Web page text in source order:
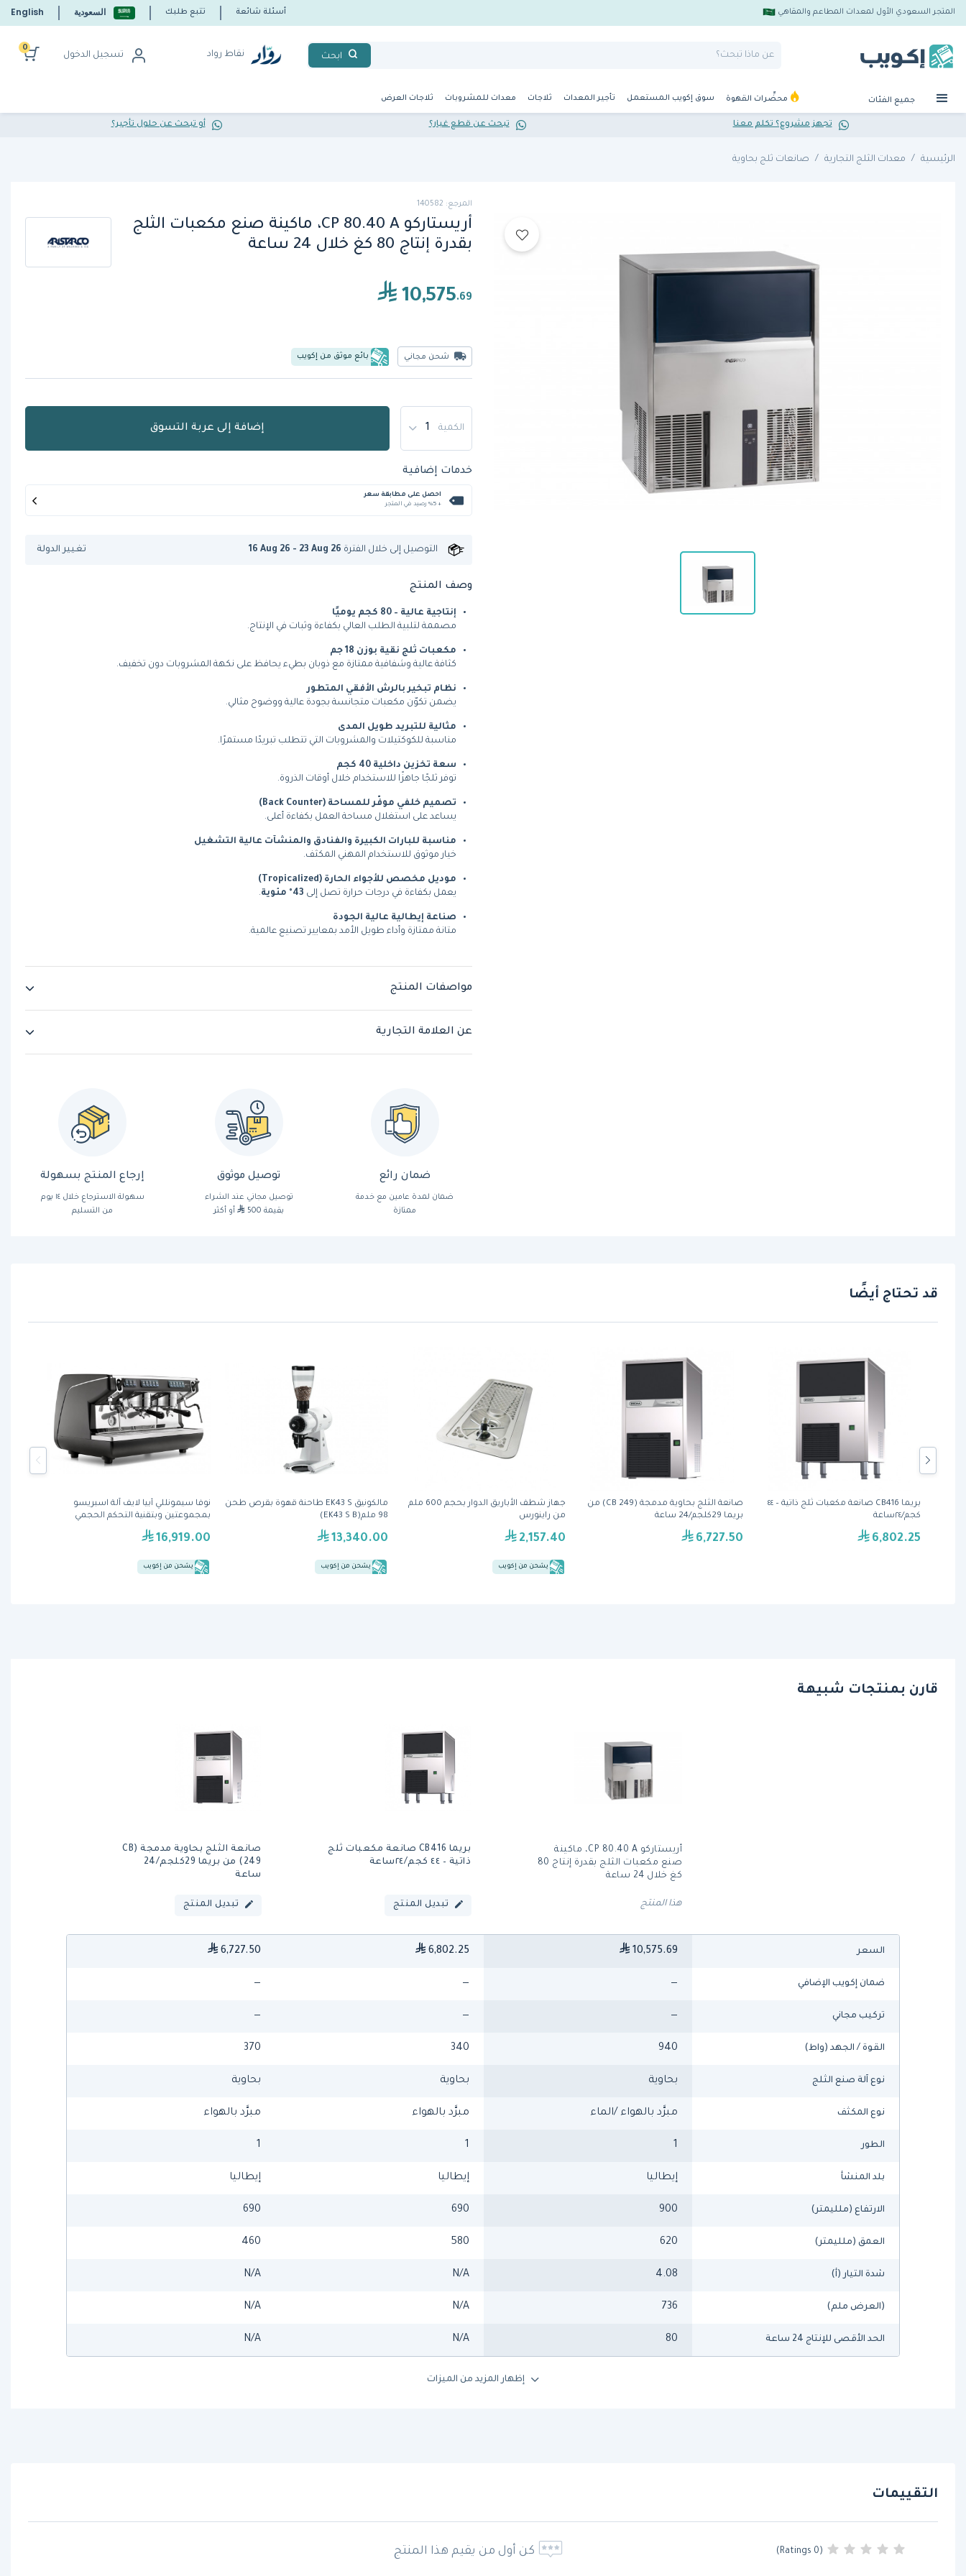
المتجر السعودي الأول لمعدات المطاعم والمقاهي أسئلة شائعة تتبع طلبك السعودية English
ابحث نقاط رواد تسجيل الدخول
0
جميع الفئات محضِّرات القهوة سوق إكويب المستعمل تأجير المعدات ثلاجات معدات للمشروبات ثلاجات العرض
تجهز مشروع؟ تكلم معنا تبحث عن قطع غيار؟ أو تبحث عن حلول تأجير؟
الرئيسية معدات الثلج التجارية صانعات ثلج بحاوية
المرجع: 140582
أريستاركو CP 80.40 A، ماكينة صنع مكعبات الثلج
بقدرة إنتاج 80 كغ خلال 24 ساعة
10,575.69
شحن مجاني بائع موثق من إكويب
الكمية إضافة إلى عربة التسوق
خدمات إضافية
احصل على مطابقة سعر
+ %5 رصيد في المتجر
التوصيل إلى خلال الفترة 16 Aug 26 - 23 Aug 26 تغيير الدولة
وصف المنتج
إنتاجية عالية – 80 كجم يوميًا
مصممة لتلبية الطلب العالي بكفاءة وثبات في الإنتاج.
مكعبات ثلج نقية بوزن 18 جم
كثافة عالية وشفافية ممتازة مع ذوبان بطيء يحافظ على نكهة المشروبات دون تخفيف.
نظام تبخير بالرش الأفقي المتطور
يضمن تكوّن مكعبات متجانسة بجودة عالية ووضوح مثالي.
مثالية للتبريد طويل المدى
مناسبة للكوكتيلات والمشروبات التي تتطلب تبريدًا مستمرًا.
سعة تخزين داخلية 40 كجم
توفر ثلجًا جاهزًا للاستخدام خلال أوقات الذروة.
تصميم خلفي موفّر للمساحة (Back Counter)
يساعد على استغلال مساحة العمل بكفاءة أعلى.
مناسبة للبارات الكبيرة والفنادق والمنشآت عالية التشغيل
خيار موثوق للاستخدام المهني المكثف.
موديل مخصص للأجواء الحارة (Tropicalized)
يعمل بكفاءة في درجات حرارة تصل إلى 43° مئوية .
صناعة إيطالية عالية الجودة
متانة ممتازة وأداء طويل الأمد بمعايير تصنيع عالمية.
مواصفات المنتج
عن العلامة التجارية
ضمان رائع
ضمان لمدة عامين مع خدمة
ممتازة
توصيل موثوق
توصيل مجاني عند الشراء
بقيمة 500
أو أكثر
إرجاع المنتج بسهولة
سهولة الاسترجاع خلال ١٤ يوم
من التسليم
قد تحتاج أيضًا
نوفا سيمونللي أبيا لايف آلة اسبريسو
بمجموعتين وبتقنية التحكم الحجمي
16,919.00
يشحن من إكويب
مالكونيق EK43 S طاحنة قهوة بقرص طحن
98 ملم(EK43 S B)
13,340.00
يشحن من إكويب
جهاز شطف الأباريق الدوار بحجم 600 ملم
من راينورس
2,157.40
يشحن من إكويب
صانعة الثلج بحاوية مدمجة (CB 249) من
بريما 29كلجم/24 ساعة
6,727.50
بريما CB416 صانعة مكعبات ثلج ذاتية – ٤٤
كجم/٢٤ساعة
6,802.25
قارن بمنتجات شبيهة
أريستاركو CP 80.40 A، ماكينة
صنع مكعبات الثلج بقدرة إنتاج 80
كغ خلال 24 ساعة
هذا المنتج
بريما CB416 صانعة مكعبات ثلج
ذاتية – ٤٤ كجم/٢٤ساعة
تبديل المنتج
صانعة الثلج بحاوية مدمجة (CB
249) من بريما 29كلجم/24
ساعة
تبديل المنتج
السعر 10,575.69
6,802.25
6,727.50
ضمان إكويب الإضافي —
—
—
تركيب مجاني —
—
—
القوة / الجهد (واط) 940
340
370
نوع آلة صنع الثلج بحاوية بحاوية بحاوية
نوع المكثف مبرَّد بالهواء /الماء مبرَّد بالهواء مبرَّد بالهواء
الطور 1
1
1
بلد المنشأ إيطاليا إيطاليا إيطاليا
الارتفاع (ملليمتر) 900
690
690
العمق (ملليمتر) 620
580
460
شدة التيار (أ) 4.08
N/A
N/A
(العرض ملم) 736
N/A
N/A
الحد الأقصى للإنتاج 24 ساعة 80
N/A
N/A
إظهار المزيد من الميزات
التقييمات
(0 Ratings) كن أول من يقيم هذا المنتج